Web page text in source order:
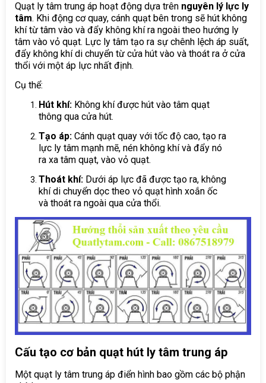
Quạt ly tâm trung áp hoạt động dựa trên nguyên lý lực ly
tâm. Khi động cơ quay, cánh quạt bên trong sẽ hút không
khí từ tâm vào và đẩy không khí ra ngoài theo hướng ly
tâm vào vỏ quạt. Lực ly tâm tạo ra sự chênh lệch áp suất,
đẩy không khí di chuyển từ cửa hút vào và thoát ra ở cửa
thổi với một áp lực nhất định.
Cụ thể:
Hút khí: Không khí được hút vào tâm quạt
thông qua cửa hút.
Tạo áp: Cánh quạt quay với tốc độ cao, tạo ra
lực ly tâm mạnh mẽ, nén không khí và đẩy nó
ra xa tâm quạt, vào vỏ quạt.
Thoát khí: Dưới áp lực đã được tạo ra, không
khí di chuyển dọc theo vỏ quạt hình xoắn ốc
và thoát ra ngoài qua cửa thổi.
Cấu tạo cơ bản quạt hút ly tâm trung áp
Một quạt ly tâm trung áp điển hình bao gồm các bộ phận